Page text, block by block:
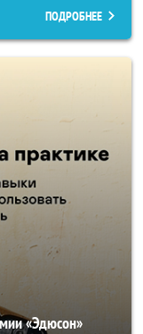
ПОДРОБНЕЕ
«Эдюсон»